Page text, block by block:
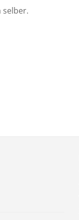
selber.